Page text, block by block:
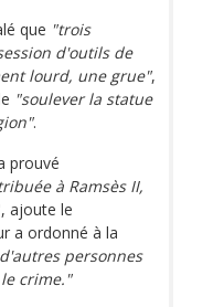
que "trois
d'outils de
lourd, une grue",
"soulever la statue
.
prouvé
à Ramsès II,
ajoute le
a ordonné à la
personnes
crime."